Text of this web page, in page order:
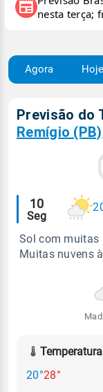
newspaper nesta terça;
de geada
Agora Hoje
Previsão do
Remígio (PB)
Alertas
10
Seg
Sol com muitas
Muitas nuvens
Temperatura
20°28°